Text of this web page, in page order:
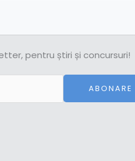
pentru știri și concursuri!
ABONARE